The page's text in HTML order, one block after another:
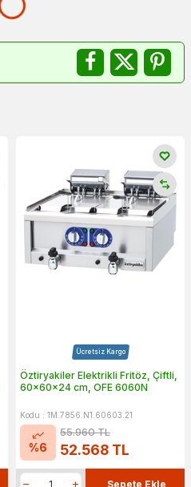
Ücretsiz Kargo
Öztiryakiler Elektrikli Fritöz, Çiftli,
60x60x24 cm, OFE 6060N
Kodu : 1M.7856.N1.60603.21
%6
55.960TL
52.568 TL
Sepete Ekle